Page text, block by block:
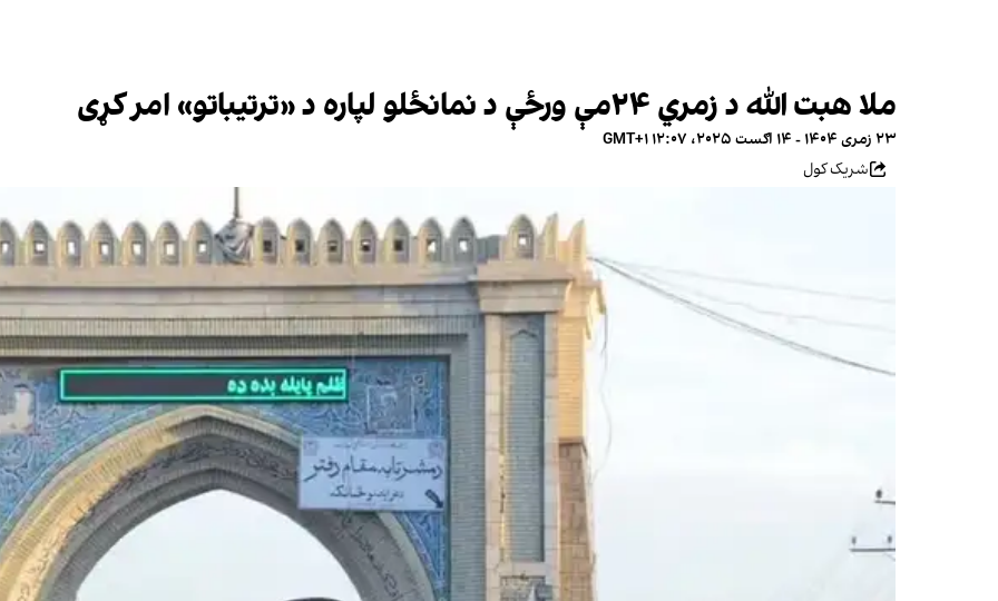
ملا هبت الله د زمري ۲۴مې ورځې د نمانځلو لپاره د «ترتیباتو» امر کړی
۲۳ زمری ۱۴۰۴ - ۱۴ اګست ۲۰۲۵، ۱۲:۰۷ GMT+۱
شریک کول